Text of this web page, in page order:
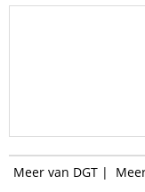
Meer van DGT |